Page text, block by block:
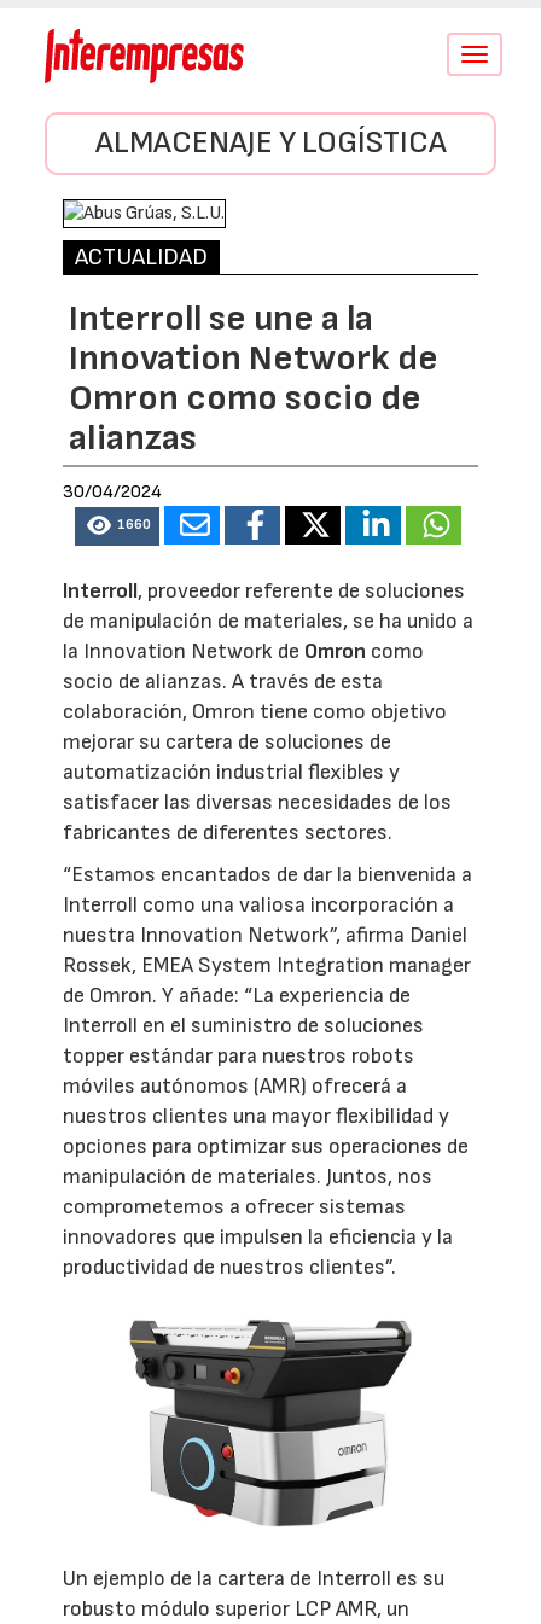
Conmutar
ALMACENAJE Y LOGÍSTICA
ACTUALIDAD
Interroll se une a la
Innovation Network de
Omron como socio de
alianzas
30/04/2024
1660
Interroll, proveedor referente de soluciones
de manipulación de materiales, se ha unido a
la Innovation Network de Omron como
socio de alianzas. A través de esta
colaboración, Omron tiene como objetivo
mejorar su cartera de soluciones de
automatización industrial flexibles y
satisfacer las diversas necesidades de los
fabricantes de diferentes sectores.
“Estamos encantados de dar la bienvenida a
Interroll como una valiosa incorporación a
nuestra Innovation Network”, afirma Daniel
Rossek, EMEA System Integration manager
de Omron. Y añade: “La experiencia de
Interroll en el suministro de soluciones
topper estándar para nuestros robots
móviles autónomos (AMR) ofrecerá a
nuestros clientes una mayor flexibilidad y
opciones para optimizar sus operaciones de
manipulación de materiales. Juntos, nos
comprometemos a ofrecer sistemas
innovadores que impulsen la eficiencia y la
productividad de nuestros clientes”.
Un ejemplo de la cartera de Interroll es su
robusto módulo superior LCP AMR, un